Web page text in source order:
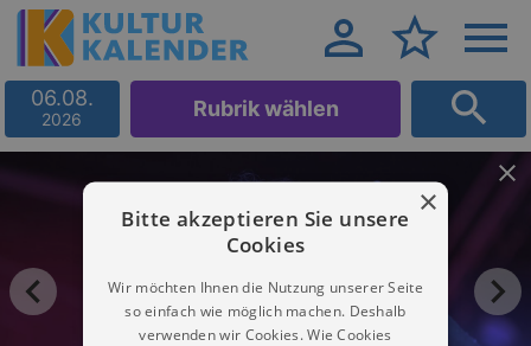
06.08.
2026 Rubrik wählen
×
Bitte akzeptieren Sie unsere
Cookies
Wir möchten Ihnen die Nutzung unserer Seite
so einfach wie möglich machen. Deshalb
verwenden wir Cookies. Wie Cookies